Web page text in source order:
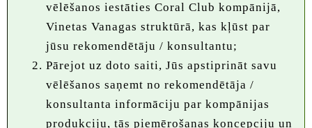
vēlēšanos iestāties Coral Club kompānijā,
Vinetas Vanagas struktūrā, kas kļūst par
jūsu rekomendētāju / konsultantu;
Pārejot uz doto saiti, Jūs apstiprināt savu
vēlēšanos saņemt no rekomendētāja /
konsultanta informāciju par kompānijas
produkciju, tās piemērošanas koncepciju un